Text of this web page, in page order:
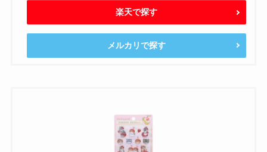
楽天で探す
メルカリで探す